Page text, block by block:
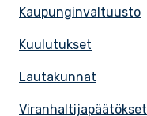
Kaupunginvaltuusto
Kuulutukset
Lautakunnat
Viranhaltijapäätökset